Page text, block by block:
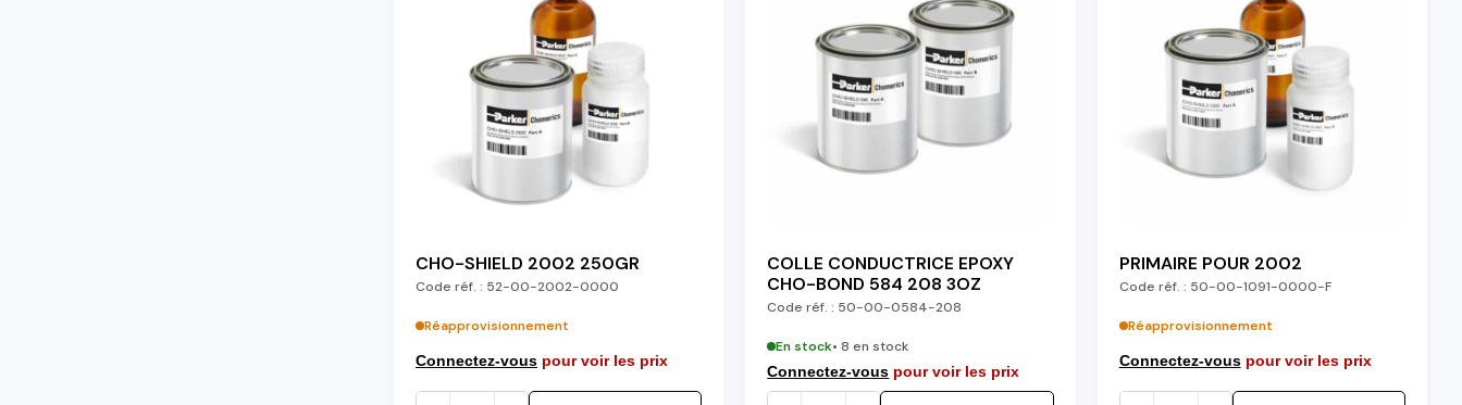
CHO-SHIELD 2002 250GR
Code réf. : 52-00-2002-0000
Réapprovisionnement
Connectez-vous pour voir les prix
COLLE CONDUCTRICE EPOXY
CHO-BOND 584 208 3OZ
Code réf. : 50-00-0584-208
En stock• 8 en stock
Connectez-vous pour voir les prix
PRIMAIRE POUR 2002
Code réf. : 50-00-1091-0000-F
Réapprovisionnement
Connectez-vouspour voir les prix